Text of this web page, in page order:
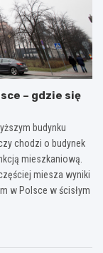
– gdzie się
budynku
chodzi o budynek
mieszkaniową.
miesza wyniki
w Polsce w ścisłym